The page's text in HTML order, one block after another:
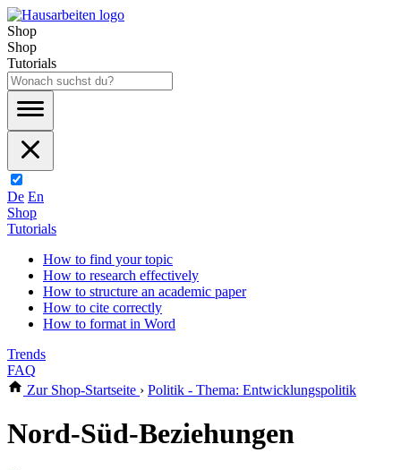
Shop
Shop
Tutorials
De En
Shop
Tutorials
How to find your topic
How to research effectively
How to structure an academic paper
How to cite correctly
How to format in Word
Trends
FAQ
Zur Shop-Startseite › Politik - Thema: Entwicklungspolitik
Nord-Süd-Beziehungen